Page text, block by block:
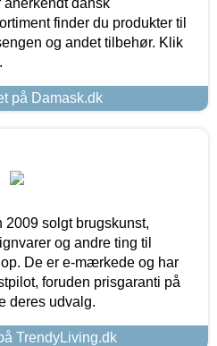
finder du produkter til
og andet tilbehør. Klik
på Damask.dk
solgt brugskunst,
og andre ting til
De er e-mærkede og har
foruden prisgaranti på
deres udvalg.
TrendyLiving.dk